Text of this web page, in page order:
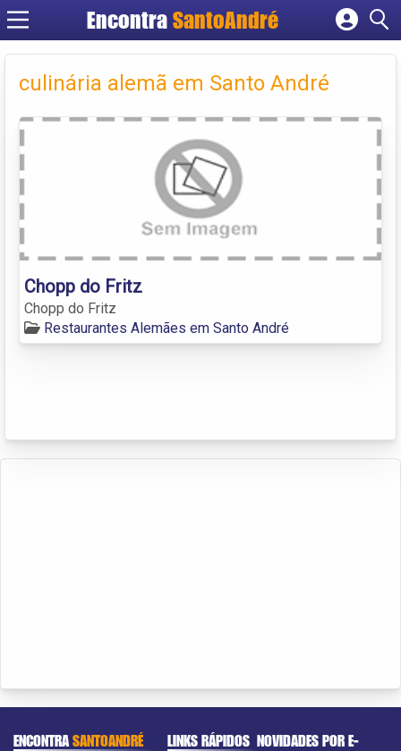
Encontra SantoAndré
Cadastrar empresa
Criar conta
culinária alemã em Santo André
Chopp do Fritz
Chopp do Fritz
Restaurantes Alemães em Santo André
ENCONTRASANTOANDRÉ LINKS RÁPIDOS NOVIDADES POR E-